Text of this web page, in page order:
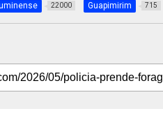
22000 Guapimirim 715